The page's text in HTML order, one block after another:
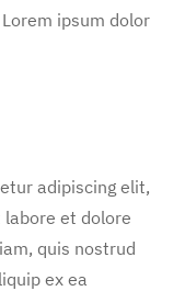
ipsum dolor
adipiscing elit,
et dolore
quis nostrud
ex ea